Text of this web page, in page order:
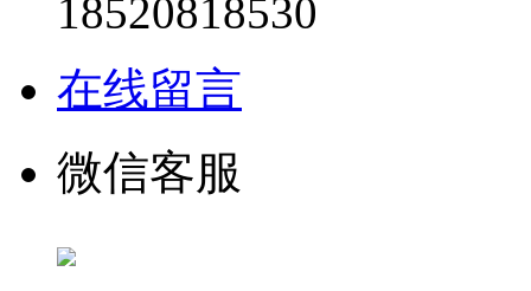
18520818530
在线留言
微信客服